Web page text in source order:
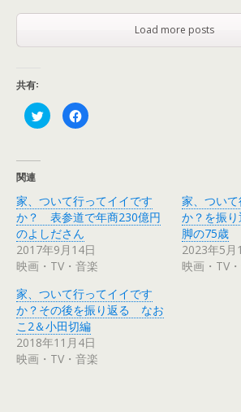
Load more posts
共有:
ク
リ
t
t
r
で
共
有
(
し
い
ウ
ィ
ン
ド
ウ
で
開
F
a
共
有
す
る
に
は
ク
リ
ク
し
て
く
だ
さ
い
(
新
関連
家、ついて行ってイイです
か？ 表参道で年商230億円
のよしださん
2017年9月14日
映画・TV・音楽
家、つい
か？を振
脚の75歳
2023年5月
映画・TV
家、ついて行ってイイです
か？その後を振り返る なお
こ2＆小田切編
2018年11月4日
映画・TV・音楽